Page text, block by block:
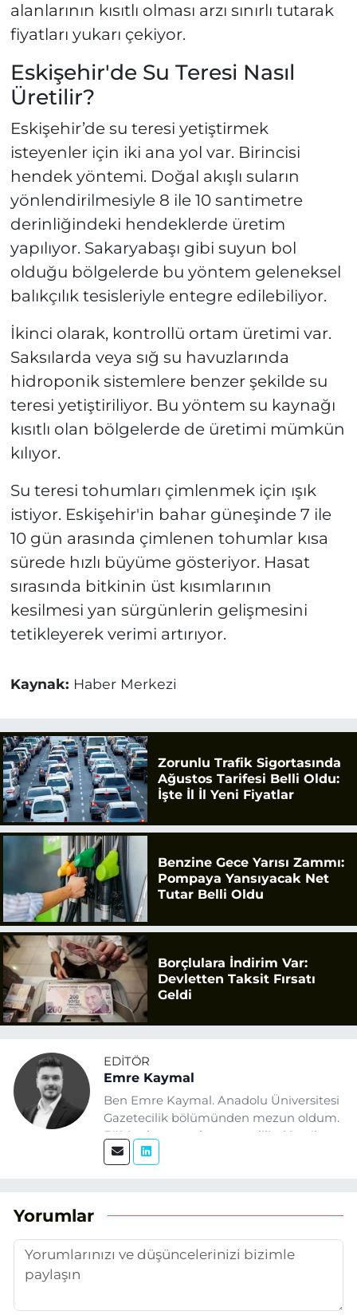
alanlarının kısıtlı olması arzı sınırlı tutarak
fiyatları yukarı çekiyor.
Eskişehir'de Su Teresi Nasıl
Üretilir?
Eskişehir’de su teresi yetiştirmek
isteyenler için iki ana yol var. Birincisi
hendek yöntemi. Doğal akışlı suların
yönlendirilmesiyle 8 ile 10 santimetre
derinliğindeki hendeklerde üretim
yapılıyor. Sakaryabaşı gibi suyun bol
olduğu bölgelerde bu yöntem geleneksel
balıkçılık tesisleriyle entegre edilebiliyor.
İkinci olarak, kontrollü ortam üretimi var.
Saksılarda veya sığ su havuzlarında
hidroponik sistemlere benzer şekilde su
teresi yetiştiriliyor. Bu yöntem su kaynağı
kısıtlı olan bölgelerde de üretimi mümkün
kılıyor.
Su teresi tohumları çimlenmek için ışık
istiyor. Eskişehir'in bahar güneşinde 7 ile
10 gün arasında çimlenen tohumlar kısa
sürede hızlı büyüme gösteriyor. Hasat
sırasında bitkinin üst kısımlarının
kesilmesi yan sürgünlerin gelişmesini
tetikleyerek verimi artırıyor.
Kaynak: Haber Merkezi
Zorunlu Trafik Sigortasında
Ağustos Tarifesi Belli Oldu:
İşte İl İl Yeni Fiyatlar
Benzine Gece Yarısı Zammı:
Pompaya Yansıyacak Net
Tutar Belli Oldu
Borçlulara İndirim Var:
Devletten Taksit Fırsatı
Geldi
EDITÖR
Emre Kaymal
Ben Emre Kaymal. Anadolu Üniversitesi
Gazetecilik bölümünden mezun oldum.
Eğitim hayatım boyunca dijital içerik
üretimi ve arama motoru
temel alıyorum.
Yorumlar